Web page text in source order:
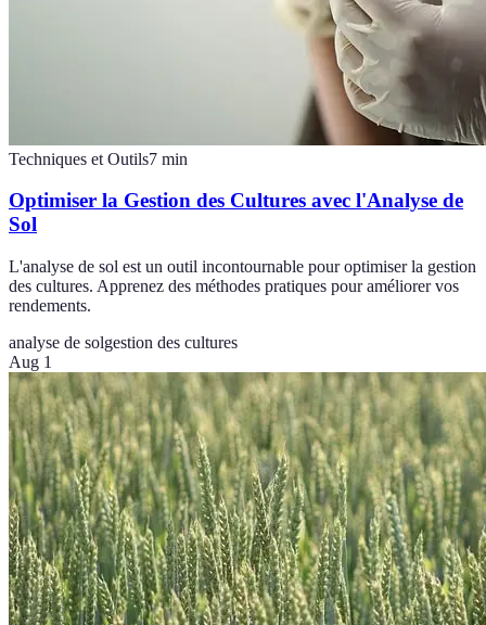
Techniques et Outils7 min
Optimiser la Gestion des Cultures avec l'Analyse de
Sol
L'analyse de sol est un outil incontournable pour optimiser la gestion
des cultures. Apprenez des méthodes pratiques pour améliorer vos
rendements.
analyse de solgestion des cultures
Aug 1